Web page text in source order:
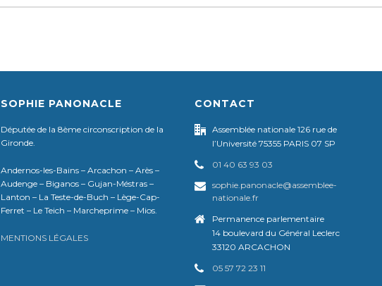
SOPHIE PANONACLE
Députée de la 8ème circonscription de la
Gironde.
Andernos-les-Bains – Arcachon – Arès –
Audenge – Biganos – Gujan-Méstras –
Lanton – La Teste-de-Buch – Lège-Cap-
Ferret – Le Teich – Marcheprime – Mios.
MENTIONS LÉGALES
CONTACT
Assemblée nationale 126 rue de
l’Université 75355 PARIS 07 SP
01 40 63 93 03
sophie.panonacle@assemblee-
nationale.fr
Permanence parlementaire
14 boulevard du Général Leclerc
33120 ARCACHON
05 57 72 23 11